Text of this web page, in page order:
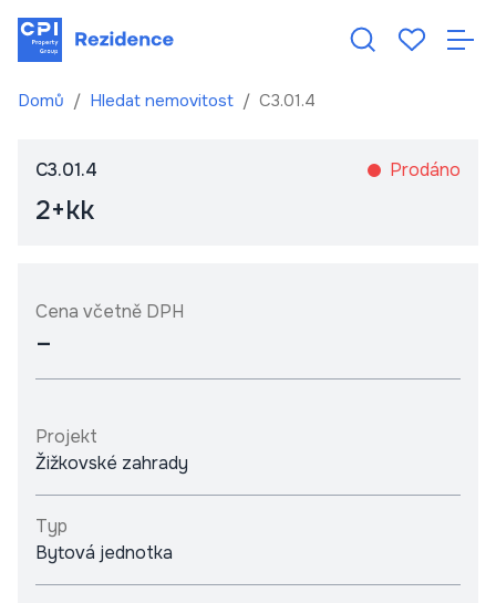
Domů Hledat nemovitost C3.01.4
C3.01.4 Prodáno
2+kk
Cena včetně DPH
–
Projekt
Žižkovské zahrady
Typ
Bytová jednotka